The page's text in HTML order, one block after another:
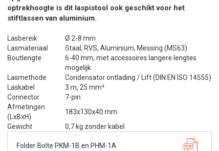
optrekhoogte is dit laspistool ook geschikt voor het
stiftlassen van aluminium.
Lasbereik
Ø 2-8 mm
Lasmateriaal
Staal, RVS, Aluminium, Messing (MS63)
Boutlengte
6-40 mm, met accessoires langere lengtes
mogelijk
Lasmethode
Condensator ontlading / Lift (DIN EN ISO 14555)
Laskabel
3 m, 25 mm²
Connector
7-pin
Afmetingen
(LxBxH)
183x130x40 mm
Gewicht
0,7 kg zonder kabel
Folder Bolte PKM-1B en PHM-1A